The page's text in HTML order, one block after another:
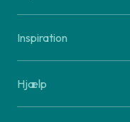
Inspiration
Hjælp